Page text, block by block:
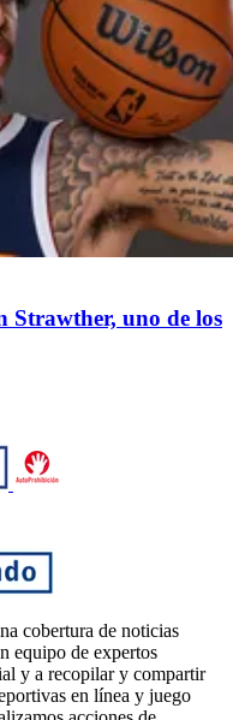
Strawther, uno de los
cobertura de noticias
equipo de expertos
y a recopilar y compartir
en línea y juego